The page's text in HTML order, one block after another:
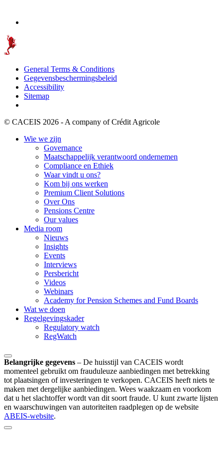
General Terms & Conditions
Gegevensbeschermingsbeleid
Accessibility
Sitemap
© CACEIS 2026 - A company of Crédit Agricole
Wie we zijn
Governance
Maatschappelijk verantwoord ondernemen
Compliance en Ethiek
Waar vindt u ons?
Kom bij ons werken
Premium Client Solutions
Over Ons
Pensions Centre
Our values
Media room
Nieuws
Insights
Events
Interviews
Persbericht
Videos
Webinars
Academy for Pension Schemes and Fund Boards
Wat we doen
Regelgevingskader
Regulatory watch
RegWatch
Belangrijke gegevens – De huisstijl van CACEIS wordt
momenteel gebruikt om frauduleuze aanbiedingen met betrekking
tot plaatsingen of investeringen te verkopen. CACEIS heeft niets te
maken met dergelijke aanbiedingen. Wees waakzaam en voorkom
dat u het slachtoffer wordt van dit soort fraude. U kunt zwarte lijsten
en waarschuwingen van autoriteiten raadplegen op de website
ABEIS-website.